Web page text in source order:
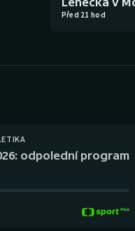
Před 21 hod
odpolední program